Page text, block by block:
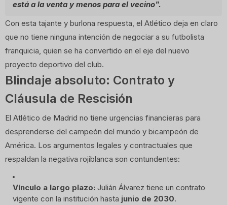
está a la venta y menos para el vecino".
Con esta tajante y burlona respuesta, el Atlético deja en claro
que no tiene ninguna intención de negociar a su futbolista
franquicia, quien se ha convertido en el eje del nuevo
proyecto deportivo del club.
Blindaje absoluto: Contrato y
Cláusula de Rescisión
El Atlético de Madrid no tiene urgencias financieras para
desprenderse del campeón del mundo y bicampeón de
América. Los argumentos legales y contractuales que
respaldan la negativa rojiblanca son contundentes:
Vínculo a largo plazo: Julián Álvarez tiene un contrato
vigente con la institución hasta junio de 2030.